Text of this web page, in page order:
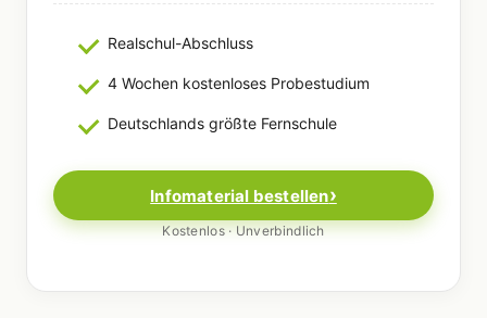
Realschul-Abschluss
4 Wochen kostenloses Probestudium
Deutschlands größte Fernschule
Infomaterial bestellen
Kostenlos · Unverbindlich